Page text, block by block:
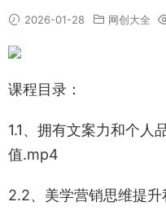
2026-01-28 网创大全
课程目录：
1.1、拥有文案力和个人
值.mp4
2.2、美学营销思维提